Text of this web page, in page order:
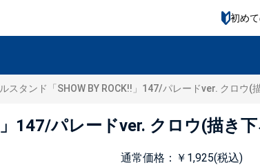
初め
スタンド「SHOW BY ROCK!!」147/パレードver. クロウ(
147/パレードver. クロウ(描き
通常価格：￥1,925(税込)